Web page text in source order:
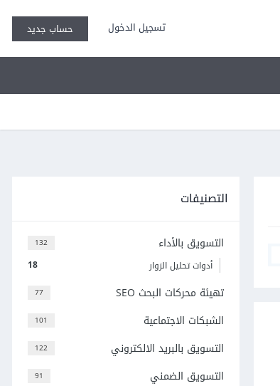
تسجيل الدخول حساب جديد
التصنيفات
132 التسويق بالأداء
18 أدوات تحليل الزوار
77 تهيئة محركات البحث SEO
101 الشبكات الاجتماعية
122 التسويق بالبريد الالكتروني
91 التسويق الضمني